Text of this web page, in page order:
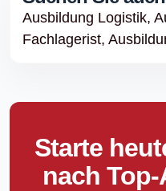
Ausbildung Logistik,
Fachlagerist,
Starte
nach